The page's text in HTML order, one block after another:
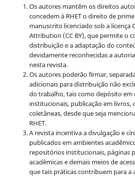
Os autores mantêm os direitos
concedem à RHET o direito de
manuscrito licenciado sob a licença
Attribution (CC BY), que permite o
distribuição e a adaptação do
devidamente reconhecidas a
nesta revista.
Os autores poderão firmar,
adicionais para distribuição não
do trabalho, tais como depósito
institucionais, publicação em livros,
coletâneas, desde que seja
RHET.
A revista incentiva a divulgação e
publicados em ambientes
repositórios institucionais, páginas
acadêmicas e demais meios de
que tais práticas contribuem para a